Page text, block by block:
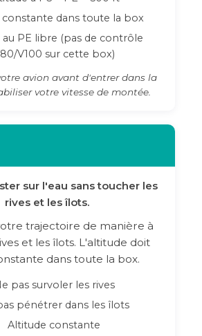
constante dans toute la box
au PE libre (pas de contrôle
V100 sur cette box)
avion avant d'entrer dans la
votre vitesse de montée.
sur l'eau sans toucher les
rives et les îlots.
trajectoire de manière à
et les îlots. L'altitude doit
dans toute la box.
pas survoler les rives
pénétrer dans les îlots
Altitude constante